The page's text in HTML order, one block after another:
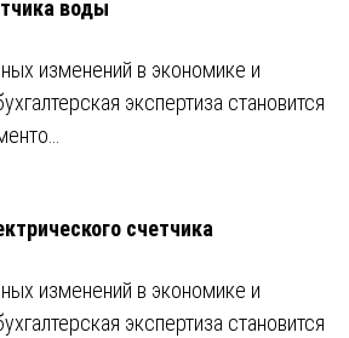
воды
изменений в экономике и
экспертиза становится
счетчика
изменений в экономике и
экспертиза становится